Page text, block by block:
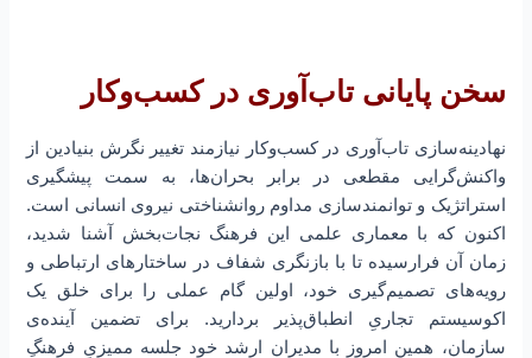
سخن پایانی تاب‌آوری در کسب‌و‌کار
نهادینه‌سازی تاب‌آوری در کسب‌و‌کار نیازمند تغییر نگرش بنیادین از
واکنش‌گرایی مقطعی در برابر بحران‌ها، به سمت پیشگیری
استراتژیک و توانمندسازی مداوم روانشناختی نیروی انسانی است.
اکنون که با معماری علمی این فرهنگ نجات‌بخش آشنا شدید،
زمان آن فرارسیده تا با بازنگری شفاف در ساختارهای ارتباطی و
رویه‌های تصمیم‌گیری خود، اولین گام عملی را برای خلق یک
اکوسیستم تجاریِ انطباق‌پذیر بردارید. برای تضمین آینده‌ی
سازمان، همین امروز با مدیران ارشد خود جلسه ممیزیِ فرهنگِ